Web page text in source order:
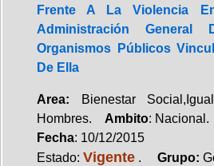
Frente A La Violencia
Administración
Organismos Públicos
De Ella
Area: Bienestar
Hombres. Ambito: Nacional.
Fecha: 10/12/2015
Estado: Vigente . Grupo: